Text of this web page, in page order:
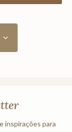
inspirações para